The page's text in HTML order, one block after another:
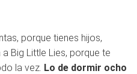
porque tienes hijos,
Big Little Lies, porque te
la vez. Lo de dormir ocho